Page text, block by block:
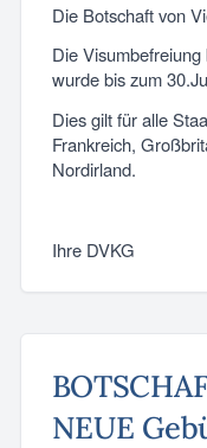
Die Botschaft von
Die
wurde bis zum
Dies gilt für alle
Frankreich,
Nordirland.
Ihre DVKG
NEUE